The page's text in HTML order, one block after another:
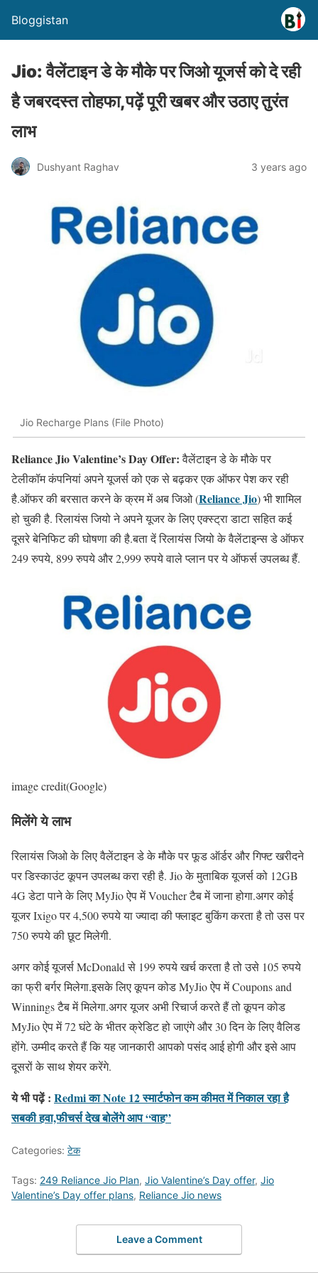
Bloggistan
Jio: वैलेंटाइन डे के मौके पर जिओ यूजर्स को दे रही
है जबरदस्त तोहफा,पढ़ें पूरी खबर और उठाए तुरंत
लाभ
Dushyant Raghav 3 years ago
Jio Recharge Plans (File Photo)
Reliance Jio Valentine’s Day Offer:वैलेंटाइन डे के मौके पर
टेलीकॉम कंपनियां अपने यूजर्स को एक से बढ़कर एक ऑफर पेश कर रही
है.ऑफर की बरसात करने के क्रम में अब जिओ (Reliance Jio) भी शामिल
हो चुकी है. रिलायंस जियो ने अपने यूजर के लिए एक्स्ट्रा डाटा सहित कई
दूसरे बेनिफिट की घोषणा की है.बता दें रिलायंस जियो के वैलेंटाइन्स डे ऑफर
249 रुपये, 899 रुपये और 2,999 रुपये वाले प्लान पर ये ऑफर्स उपलब्ध हैं.
image credit(Google)
मिलेंगे ये लाभ
रिलायंस जिओ के लिए वैलेंटाइन डे के मौके पर फूड ऑर्डर और गिफ्ट खरीदने
पर डिस्काउंट कूपन उपलब्ध करा रही है. Jio के मुताबिक यूजर्स को 12GB
4G डेटा पाने के लिए MyJio ऐप में Voucher टैब में जाना होगा.अगर कोई
यूजर Ixigo पर 4,500 रुपये या ज्यादा की फ्लाइट बुकिंग करता है तो उस पर
750 रुपये की छूट मिलेगी.
अगर कोई यूजर्स McDonald से 199 रुपये खर्च करता है तो उसे 105 रुपये
का फ्री बर्गर मिलेगा.इसके लिए कूपन कोड MyJio ऐप में Coupons and
Winnings टैब में मिलेगा.अगर यूजर अभी रिचार्ज करते हैं तो कूपन कोड
MyJio ऐप में 72 घंटे के भीतर क्रेडिट हो जाएंगे और 30 दिन के लिए वैलिड
होंगे. उम्मीद करते हैं कि यह जानकारी आपको पसंद आई होगी और इसे आप
दूसरों के साथ शेयर करेंगे.
ये भी पढ़ें : Redmi का Note 12 स्मार्टफोन कम कीमत में निकाल रहा है
सबकी हवा,फीचर्स देख बोलेंगे आप “वाह”
Categories: टेक
Tags: 249 Reliance Jio Plan, Jio Valentine’s Day offer, Jio
Valentine’s Day offer plans, Reliance Jio news
Leave a Comment